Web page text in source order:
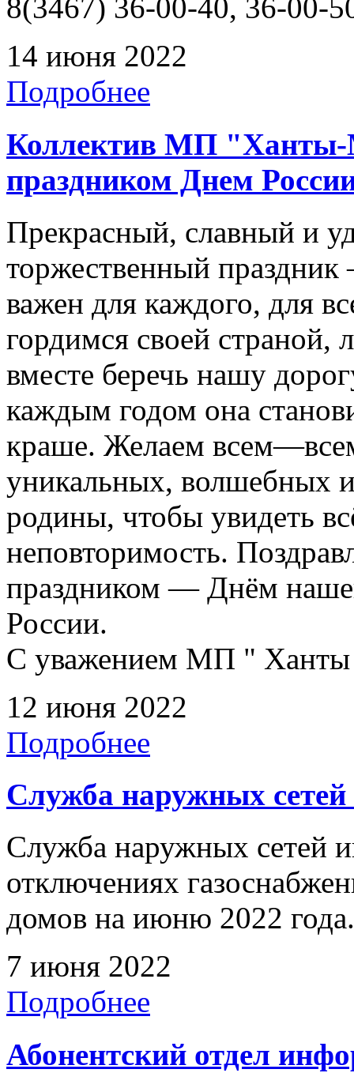
8(3467) 36-00-40, 36-00-
14 июня 2022
Подробнее
Коллектив МП "Ханты-
праздником Днем
Прекрасный, славный и
торжественный
важен для каждого, для
гордимся своей страной,
вместе беречь нашу
каждым годом она
краше. Желаем
уникальных, волшебных
родины, чтобы увидеть
неповторимость.
праздником — Днём
России.
С уважением МП " Ханты
12 июня 2022
Подробнее
Служба наружных
Служба наружных сетей
отключениях
домов на июню 2022
7 июня 2022
Подробнее
Абонентский отдел